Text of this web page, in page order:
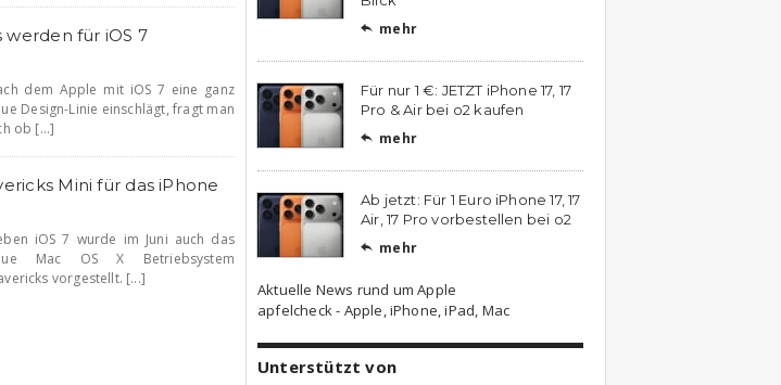
werden für iOS 7
dem Apple mit iOS 7 eine ganz
Design-Linie einschlägt, fragt man
ob [...]
Mini für das iPhone
iOS 7 wurde im Juni auch das
Mac OS X Betriebsystem
vorgestellt. [...]
 mehr
Für nur 1 €: JETZT iPhone 17, 17
Pro & Air bei o2 kaufen
 mehr
Ab jetzt: Für 1 Euro iPhone 17, 17
Air, 17 Pro vorbestellen bei o2
 mehr
Aktuelle News rund um Apple
apfelcheck - Apple, iPhone, iPad, Mac
Unterstützt von